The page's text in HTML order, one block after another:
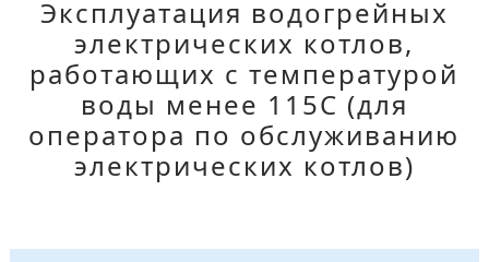
Эксплуатация водогрейных
электрических котлов,
работающих с температурой
воды менее 115С (для
оператора по обслуживанию
электрических котлов)